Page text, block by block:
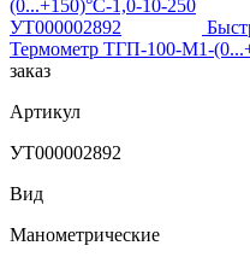
Термометр ТГП-100-М1-
заказ
Артикул
УТ000002892
Вид
Манометрические